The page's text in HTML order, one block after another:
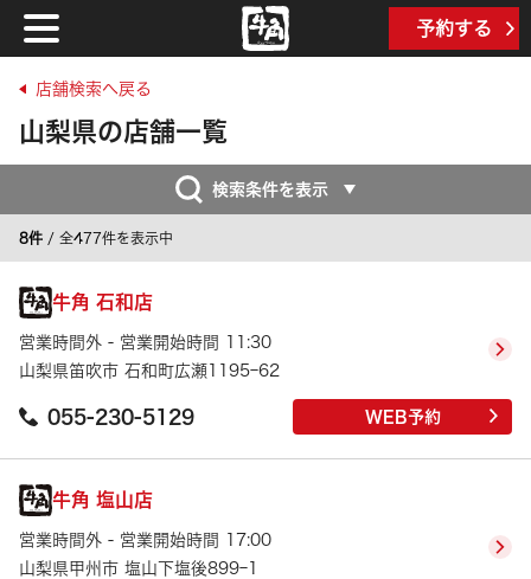
予約する
店舗検索へ戻る
山梨県の店舗一覧
検索条件を表示
8件 / 全477件を表示中
牛角 石和店
営業時間外 - 営業開始時間 11:30
山梨県笛吹市 石和町広瀬1195ｰ62
055-230-5129 WEB予約
牛角 塩山店
営業時間外 - 営業開始時間 17:00
山梨県甲州市 塩山下塩後899ｰ1